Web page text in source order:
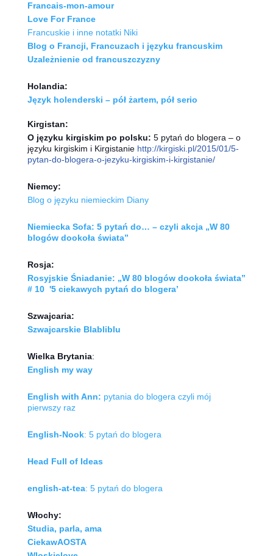
Francais-mon-amour
Love For France
Francuskie i inne notatki Niki
Blog o Francji, Francuzach i języku francuskim
Uzależnienie od francuszczyzny
Holandia:
Język holenderski – pół żartem, pół serio
Kirgistan:
O języku kirgiskim po polsku: 5 pytań do blogera – o
języku kirgiskim i Kirgistanie http://kirgiski.pl/2015/01/5-
pytan-do-blogera-o-jezyku-kirgiskim-i-kirgistanie/
Niemcy:
Blog o języku niemieckim Diany
Niemiecka Sofa: 5 pytań do… – czyli akcja „W 80
blogów dookoła świata”
Rosja:
Rosyjskie Śniadanie: „W 80 blogów dookoła świata”
# 10 '5 ciekawych pytań do blogera’
Szwajcaria:
Szwajcarskie Blabliblu
Wielka Brytania:
English my way
English with Ann: pytania do blogera czyli mój
pierwszy raz
English-Nook: 5 pytań do blogera
Head Full of Ideas
english-at-tea: 5 pytań do blogera
Włochy:
Studia, parla, ama
CiekawAOSTA